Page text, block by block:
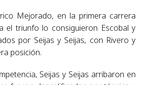
Mejorado, en la primera carrera
el triunfo lo consiguieron Escobal y
por Seijas y Seijas, con Rivero y
posición.
Seijas y Seijas arribaron en